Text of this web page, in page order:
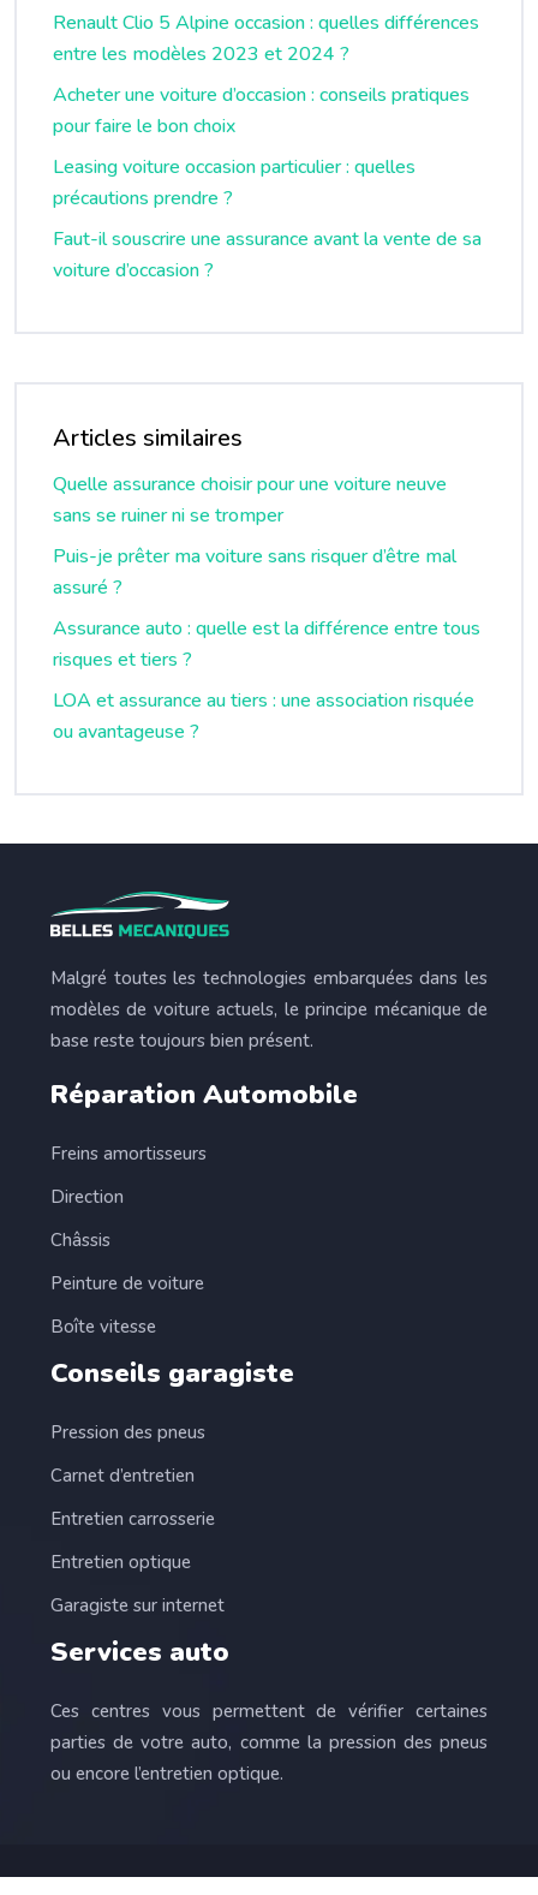
Renault Clio 5 Alpine occasion : quelles différences
entre les modèles 2023 et 2024 ?
Acheter une voiture d’occasion : conseils pratiques
pour faire le bon choix
Leasing voiture occasion particulier : quelles
précautions prendre ?
Faut-il souscrire une assurance avant la vente de sa
voiture d’occasion ?
Articles similaires
Quelle assurance choisir pour une voiture neuve
sans se ruiner ni se tromper
Puis-je prêter ma voiture sans risquer d’être mal
assuré ?
Assurance auto : quelle est la différence entre tous
risques et tiers ?
LOA et assurance au tiers : une association risquée
ou avantageuse ?
Malgré toutes les technologies embarquées dans les
modèles de voiture actuels, le principe mécanique de
base reste toujours bien présent.
Réparation Automobile
Freins amortisseurs
Direction
Châssis
Peinture de voiture
Boîte vitesse
Conseils garagiste
Pression des pneus
Carnet d’entretien
Entretien carrosserie
Entretien optique
Garagiste sur internet
Services auto
Ces centres vous permettent de vérifier certaines
parties de votre auto, comme la pression des pneus
ou encore l’entretien optique.